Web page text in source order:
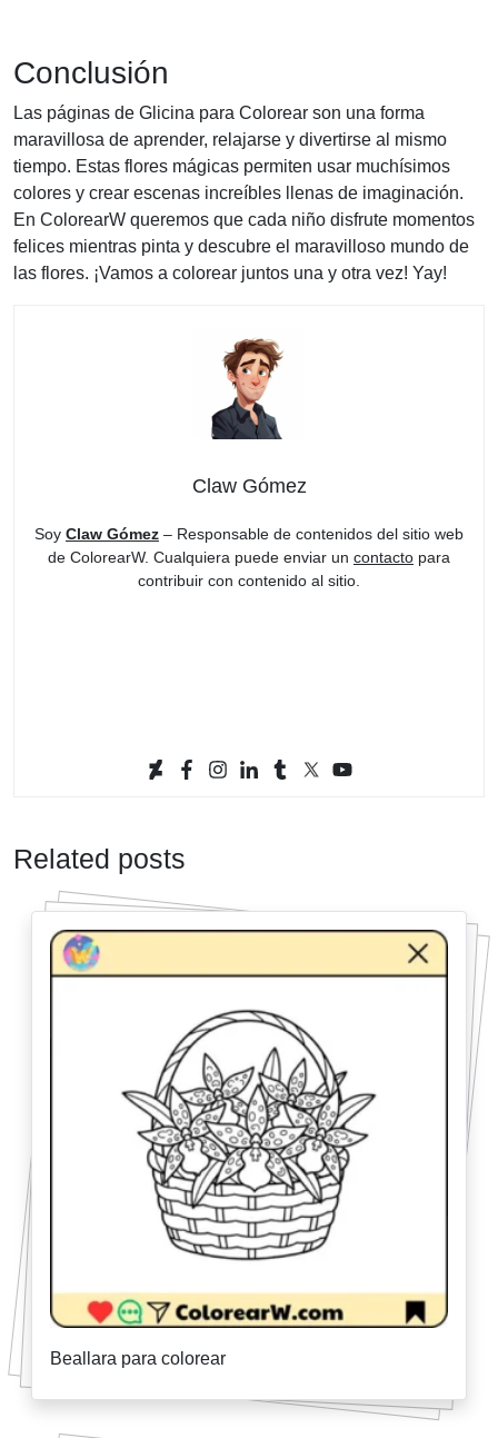
Conclusión
Las páginas de Glicina para Colorear son una forma
maravillosa de aprender, relajarse y divertirse al mismo
tiempo. Estas flores mágicas permiten usar muchísimos
colores y crear escenas increíbles llenas de imaginación.
En ColorearW queremos que cada niño disfrute momentos
felices mientras pinta y descubre el maravilloso mundo de
las flores. ¡Vamos a colorear juntos una y otra vez! Yay!
Claw Gómez
Soy Claw Gómez – Responsable de contenidos del sitio web
de ColorearW. Cualquiera puede enviar un contacto para
contribuir con contenido al sitio.
Related posts
Beallara para colorear